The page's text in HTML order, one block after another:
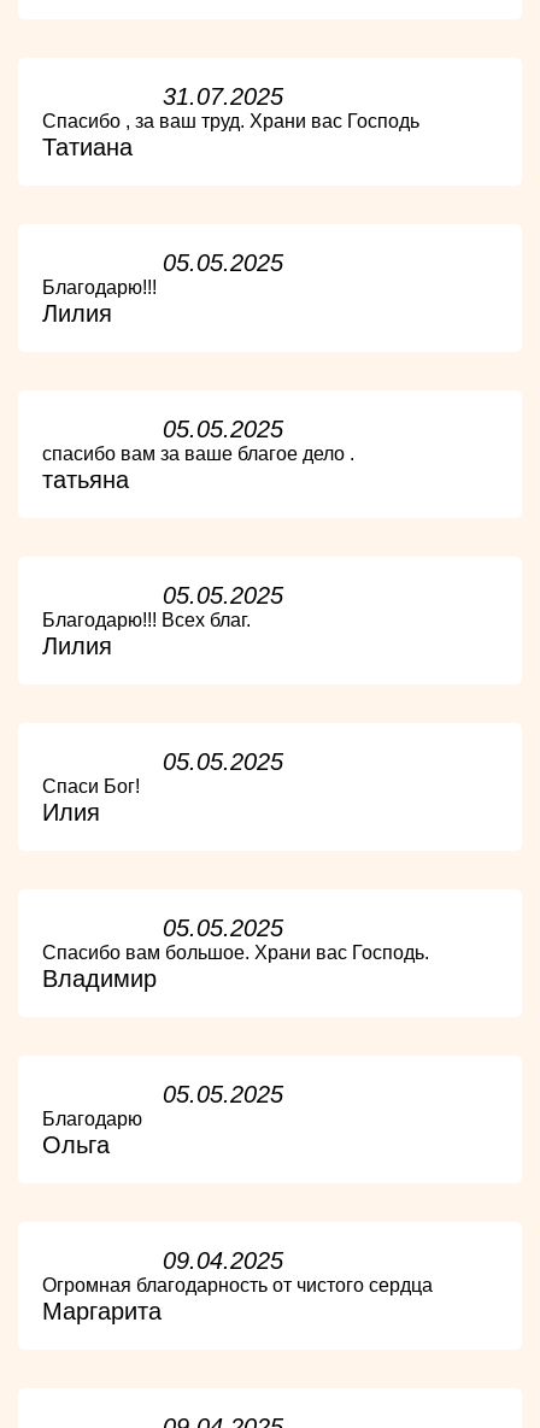
31.07.2025
Спасибо , за ваш труд. Храни вас Господь
Татиана
05.05.2025
Благодарю!!!
Лилия
05.05.2025
спасибо вам за ваше благое дело .
татьяна
05.05.2025
Благодарю!!! Всех благ.
Лилия
05.05.2025
Спаси Бог!
Илия
05.05.2025
Спасибо вам большое. Храни вас Господь.
Владимир
05.05.2025
Благодарю
Ольга
09.04.2025
Огромная благодарность от чистого сердца
Маргарита